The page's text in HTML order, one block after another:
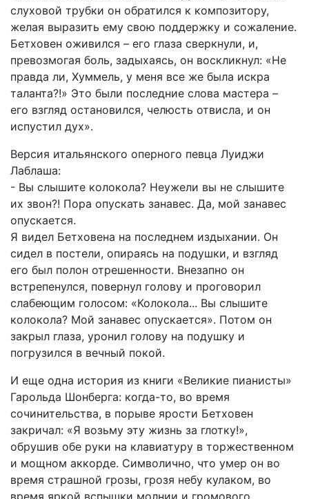
слуховой трубки он обратился к композитору,
желая выразить ему свою поддержку и сожаление.
Бетховен оживился – его глаза сверкнули, и,
превозмогая боль, задыхаясь, он воскликнул: «Не
правда ли, Хуммель, у меня все же была искра
таланта?!» Это были последние слова мастера –
его взгляд остановился, челюсть отвисла, и он
испустил дух».
Версия итальянского оперного певца Луиджи
Лаблаша:
- Вы слышите колокола? Неужели вы не слышите
их звон?! Пора опускать занавес. Да, мой занавес
опускается.
Я видел Бетховена на последнем издыхании. Он
сидел в постели, опираясь на подушки, и взгляд
его был полон отрешенности. Внезапно он
встрепенулся, повернул голову и проговорил
слабеющим голосом: «Колокола... Вы слышите
колокола? Мой занавес опускается». Потом он
закрыл глаза, уронил голову на подушку и
погрузился в вечный покой.
И еще одна история из книги «Великие пианисты»
Гарольда Шонберга: когда-то, во время
сочинительства, в порыве ярости Бетховен
закричал: «Я возьму эту жизнь за глотку!»,
обрушив обе руки на клавиатуру в торжественном
и мощном аккорде. Символично, что умер он во
время страшной грозы, грозя небу кулаком, во
время яркой вспышки молнии и громового